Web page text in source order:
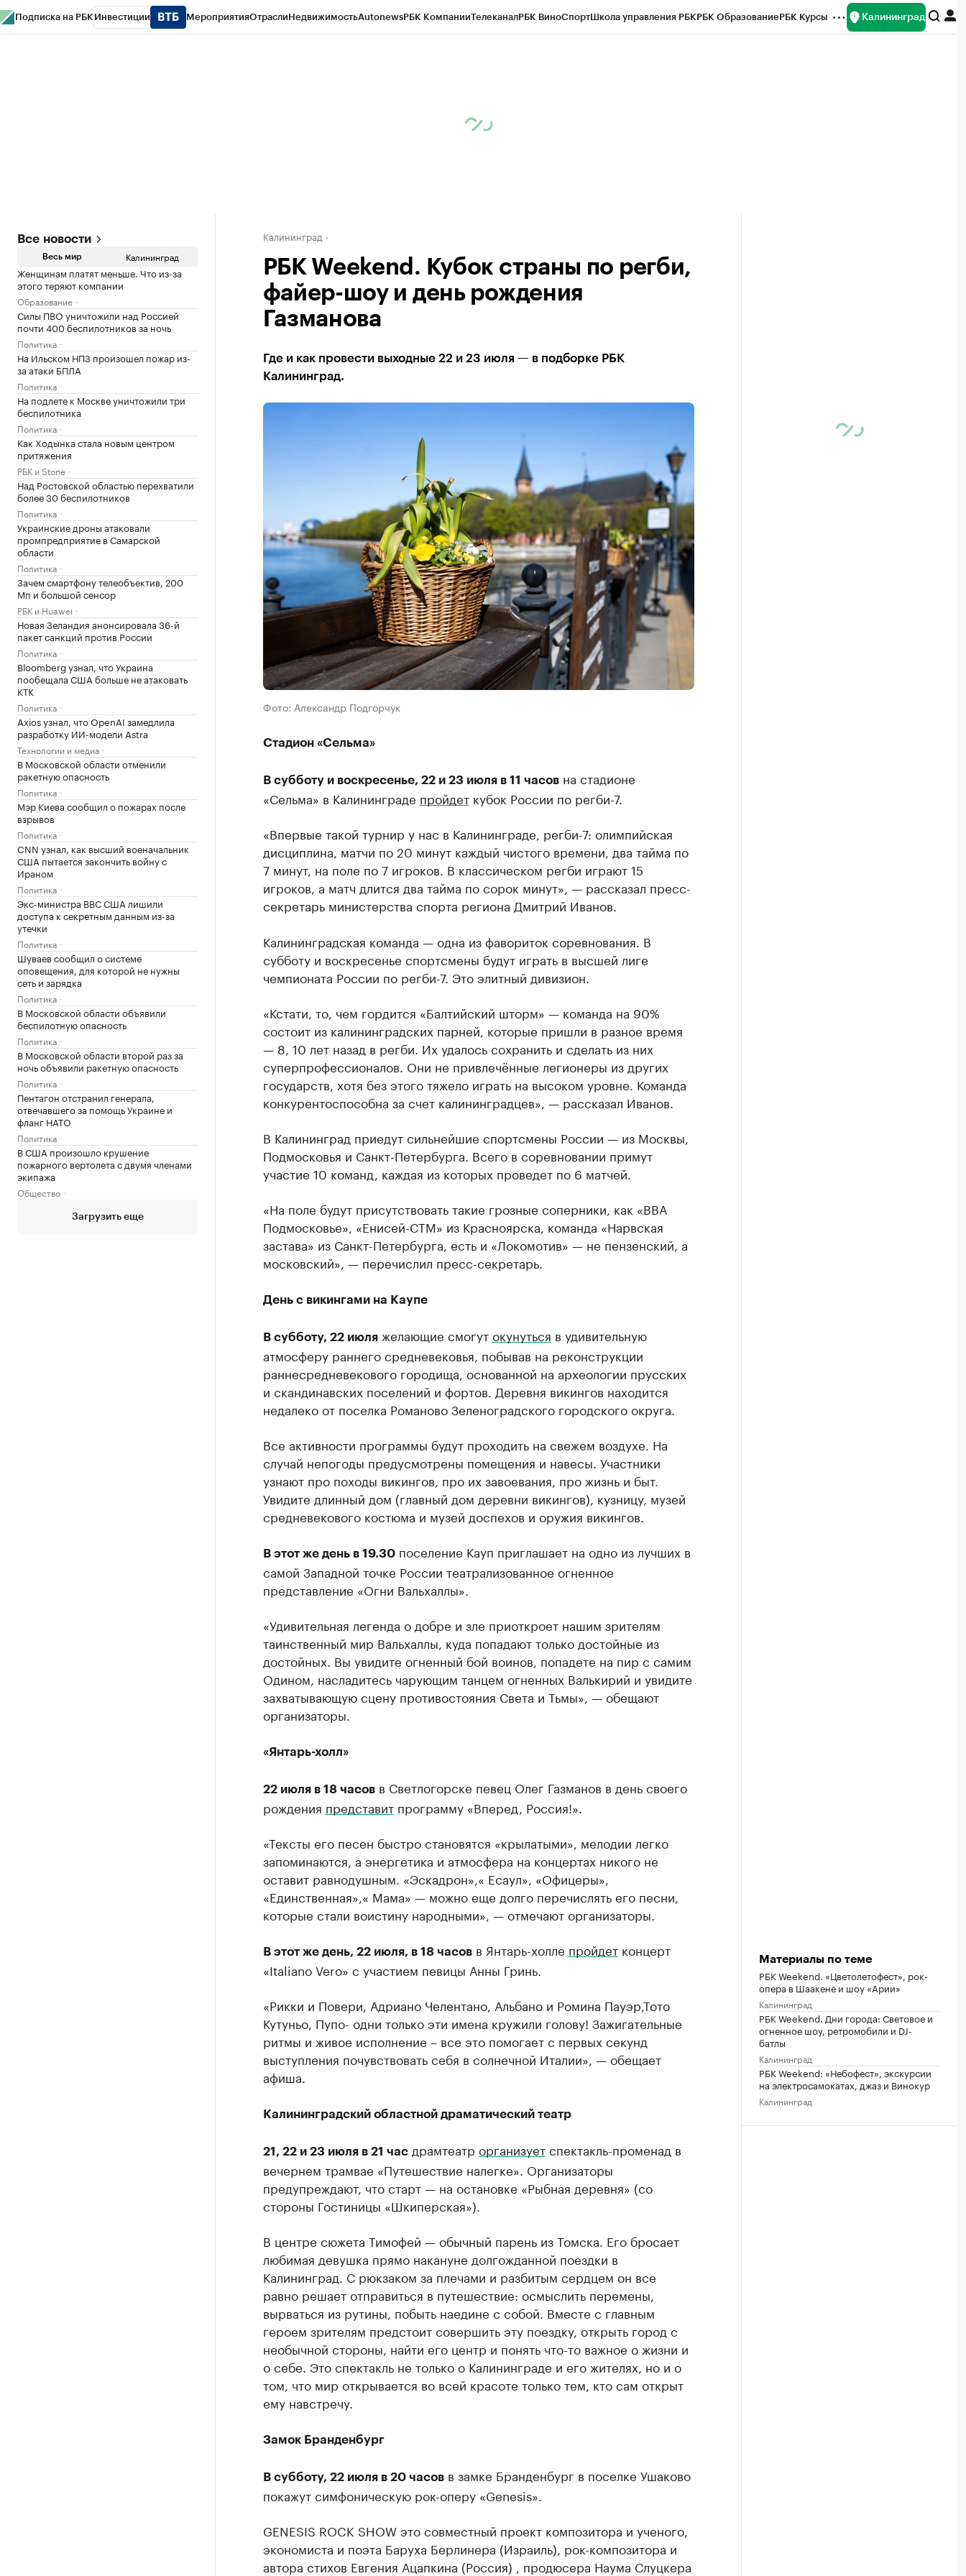
Подписка на РБК Инвестиции МероприятияОтраслиНедвижимостьAutonewsРБК КомпанииТелеканалРБК ВиноСпортШкола управления РБКРБК ОбразованиеРБК Курсы Калининград
Все новости
Весь мир Калининград
Женщинам платят меньше. Что из-за
этого теряют компании
Образование
Силы ПВО уничтожили над Россией
почти 400 беспилотников за ночь
Политика
На Ильском НПЗ произошел пожар из-
за атаки БПЛА
Политика
На подлете к Москве уничтожили три
беспилотника
Политика
Как Ходынка стала новым центром
притяжения
РБК и Stone
Над Ростовской областью перехватили
более 30 беспилотников
Политика
Украинские дроны атаковали
промпредприятие в Самарской
области
Политика
Зачем смартфону телеобъектив, 200
Мп и большой сенсор
РБК и Huawei
Новая Зеландия анонсировала 36-й
пакет санкций против России
Политика
Bloomberg узнал, что Украина
пообещала США больше не атаковать
КТК
Политика
Axios узнал, что OpenAI замедлила
разработку ИИ-модели Astra
Технологии и медиа
В Московской области отменили
ракетную опасность
Политика
Мэр Киева сообщил о пожарах после
взрывов
Политика
CNN узнал, как высший военачальник
США пытается закончить войну с
Ираном
Политика
Экс-министра ВВС США лишили
доступа к секретным данным из-за
утечки
Политика
Шуваев сообщил о системе
оповещения, для которой не нужны
сеть и зарядка
Политика
В Московской области объявили
беспилотную опасность
Политика
В Московской области второй раз за
ночь объявили ракетную опасность
Политика
Пентагон отстранил генерала,
отвечавшего за помощь Украине и
фланг НАТО
Политика
В США произошло крушение
пожарного вертолета с двумя членами
экипажа
Общество
Загрузить еще
Калининград
РБК Weekend. Кубок страны по регби,
файер-шоу и день рождения
Газманова
Где и как провести выходные 22 и 23 июля — в подборке РБК
Калининград.
Фото: Александр Подгорчук
Стадион «Сельма»
В субботу и воскресенье, 22 и 23 июля в 11 часовна стадионе
«Сельма» в Калининграде пройдеткубок России по регби-7.
«Впервые такой турнир у нас в Калининграде, регби-7: олимпийская
дисциплина, матчи по 20 минут каждый чистого времени, два тайма по
7 минут, на поле по 7 игроков. В классическом регби играют 15
игроков, а матч длится два тайма по сорок минут», — рассказал пресс-
секретарь министерства спорта региона Дмитрий Иванов.
Калининградская команда — одна из фавориток соревнования. В
субботу и воскресенье спортсмены будут играть в высшей лиге
чемпионата России по регби-7. Это элитный дивизион.
«Кстати, то, чем гордится «Балтийский шторм» — команда на 90%
состоит из калининградских парней, которые пришли в разное время
— 8, 10 лет назад в регби. Их удалось сохранить и сделать из них
суперпрофессионалов. Они не привлечённые легионеры из других
государств, хотя без этого тяжело играть на высоком уровне. Команда
конкурентоспособна за счет калининградцев», — рассказал Иванов.
В Калининград приедут сильнейшие спортсмены России — из Москвы,
Подмосковья и Санкт-Петербурга. Всего в соревновании примут
участие 10 команд, каждая из которых проведет по 6 матчей.
«На поле будут присутствовать такие грозные соперники, как «ВВА
Подмосковье», «Енисей-СТМ» из Красноярска, команда «Нарвская
застава» из Санкт-Петербурга, есть и «Локомотив» — не пензенский, а
московский», — перечислил пресс-секретарь.
День с викингами на Каупе
В субботу, 22 июляжелающие смогутокунуться в удивительную
атмосферу раннего средневековья, побывав на реконструкции
раннесредневекового городища, основанной на археологии прусских
и скандинавских поселений и фортов. Деревня викингов находится
недалеко от поселка Романово Зеленоградского городского округа.
Все активности программы будут проходить на свежем воздухе. На
случай непогоды предусмотрены помещения и навесы. Участники
узнают про походы викингов, про их завоевания, про жизнь и быт.
Увидите длинный дом (главный дом деревни викингов), кузницу, музей
средневекового костюма и музей доспехов и оружия викингов.
В этот же день в 19.30поселение Кауп приглашает на одно из лучших в
самой Западной точке России театрализованное огненное
представление «Огни Вальхаллы».
«Удивительная легенда о добре и зле приоткроет нашим зрителям
таинственный мир Вальхаллы, куда попадают только достойные из
достойных. Вы увидите огненный бой воинов, попадете на пир с самим
Одином, насладитесь чарующим танцем огненных Валькирий и увидите
захватывающую сцену противостояния Света и Тьмы», — обещают
организаторы.
«Янтарь-холл»
22 июля в 18 часовв Светлогорске певец Олег Газманов в день своего
рождения представитпрограмму «Вперед, Россия!».
«Тексты его песен быстро становятся «крылатыми», мелодии легко
запоминаются, а энергетика и атмосфера на концертах никого не
оставит равнодушным. «Эскадрон»,« Есаул», «Офицеры»,
«Единственная»,« Мама» — можно еще долго перечислять его песни,
которые стали воистину народными», — отмечают организаторы.
В этот же день, 22 июля, в 18 часовв Янтарь-холле пройдетконцерт
«Italiano Vero» с участием певицы Анны Гринь.
«Рикки и Повери, Адриано Челентано, Альбано и Ромина Пауэр,Тото
Кутуньо, Пупо- одни только эти имена кружили голову! Зажигательные
ритмы и живое исполнение – все это помогает с первых секунд
выступления почувствовать себя в солнечной Италии», — обещает
афиша.
Калининградский областной драматический театр
21, 22 и 23 июля в 21 часдрамтеатр организуетспектакль-променад в
вечернем трамвае «Путешествие налегке». Организаторы
предупреждают, что старт — на остановке «Рыбная деревня» (со
стороны Гостиницы «Шкиперская»).
В центре сюжета Тимофей — обычный парень из Томска. Его бросает
любимая девушка прямо накануне долгожданной поездки в
Калининград. С рюкзаком за плечами и разбитым сердцем он все
равно решает отправиться в путешествие: осмыслить перемены,
вырваться из рутины, побыть наедине с собой. Вместе с главным
героем зрителям предстоит совершить эту поездку, открыть город с
необычной стороны, найти его центр и понять что-то важное о жизни и
о себе. Это спектакль не только о Калининграде и его жителях, но и о
том, что мир открывается во всей красоте только тем, кто сам открыт
ему навстречу.
Замок Бранденбург
В субботу, 22 июля в 20 часовв замке Бранденбург в поселке Ушаково
покажут симфоническую рок-оперу «Genesis».
GENESIS ROCK SHOW это совместный проект композитора и ученого,
экономиста и поэта Баруха Берлинера (Израиль), рок-композитора и
автора стихов Евгения Ацапкина (Россия) , продюсера Наума Слуцкера
Материалы по теме
РБК Weekend. «Цветолетофест», рок-
опера в Шаакене и шоу «Арии»
Калининград
РБК Weekend. Дни города: Световое и
огненное шоу, ретромобили и DJ-
батлы
Калининград
РБК Weekend: «Небофест», экскурсии
на электросамокатах, джаз и Винокур
Калининград